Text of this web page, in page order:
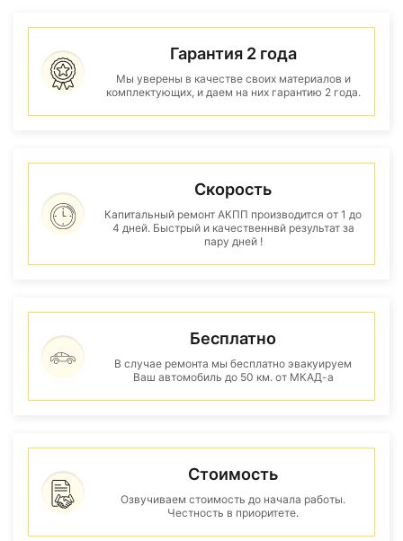
Гарантия 2 года
Мы уверены в качестве своих материалов и
комплектующих, и даем на них гарантию 2 года.
Скорость
Капитальный ремонт АКПП производится от 1 до
4 дней. Быстрый и качественнвй результат за
пару дней !
Бесплатно
В случае ремонта мы бесплатно эвакуируем
Ваш автомобиль до 50 км. от МКАД-а
Стоимость
Озвучиваем стоимость до начала работы.
Честность в приоритете.